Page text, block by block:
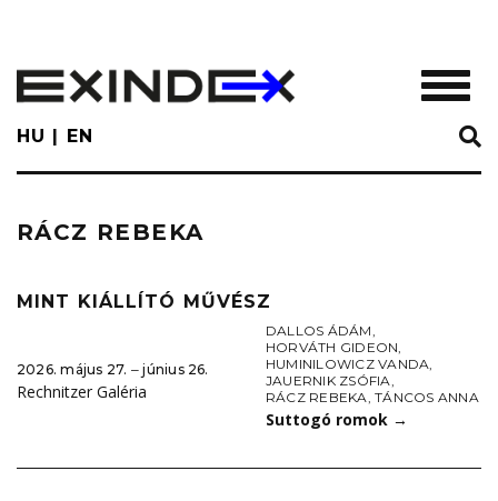
main
content
HU EN
RÁCZ REBEKA
MINT KIÁLLÍTÓ MŰVÉSZ
2026. május 27. ‒ június 26.
Rechnitzer Galéria
DALLOS ÁDÁM,
HORVÁTH GIDEON,
HUMINILOWICZ VANDA,
JAUERNIK ZSÓFIA,
RÁCZ REBEKA,TÁNCOS ANNA
Suttogó romok →